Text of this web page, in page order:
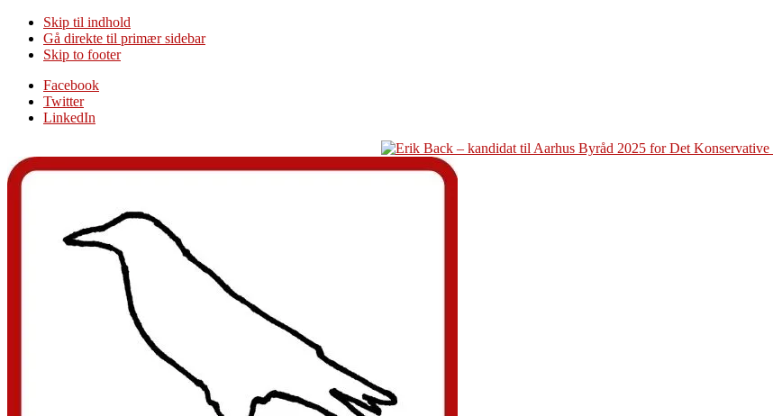
Skip til indhold
Gå direkte til primær sidebar
Skip to footer
Additional
menu
Facebook
Twitter
LinkedIn